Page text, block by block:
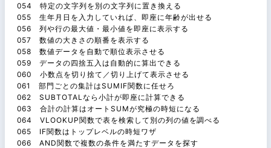
054 特定の文字列を別の文字列に置き換える
055 生年月日を入力していれば、即座に年齢が出せる
056 列や行の最大値・最小値を即座に表示する
057 数値の大きさの順番を表示する
058 数値データを自動で順位表示させる
059 データの四捨五入は自動的に算出できる
060 小数点を切り捨て／切り上げて表示させる
061 部門ごとの集計はSUMIF関数に任せろ
062 SUBTOTALなら小計が即座に計算できる
063 合計の計算はオートSUMが究極の時短になる
064 VLOOKUP関数で表を検索して別の列の値を調べる
065 IF関数はトップレベルの時短ワザ
066 AND関数で複数の条件を満たすデータを探す